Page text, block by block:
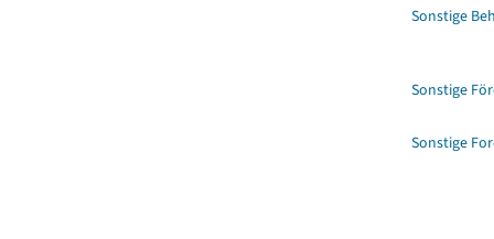
Sonstige
Sonstige
Sonstige